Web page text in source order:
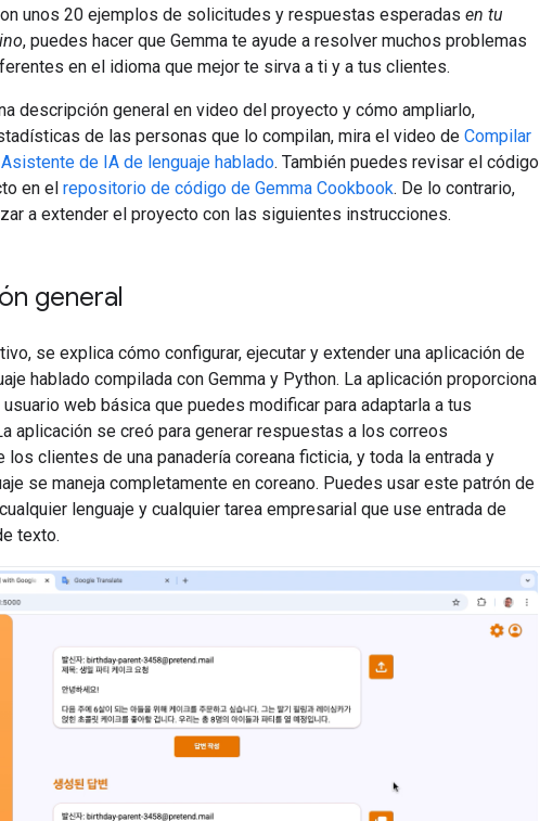
unos 20 ejemplos de solicitudes y respuestas esperadas en tu
, puedes hacer que Gemma te ayude a resolver muchos problemas
en el idioma que mejor te sirva a ti y a tus clientes.
descripción general en video del proyecto y cómo ampliarlo,
de las personas que lo compilan, mira el video de Compilar
de IA de lenguaje hablado. También puedes revisar el código
en el repositorio de código de Gemma Cookbook. De lo contrario,
a extender el proyecto con las siguientes instrucciones.
general
se explica cómo configurar, ejecutar y extender una aplicación de
hablado compilada con Gemma y Python. La aplicación proporciona
web básica que puedes modificar para adaptarla a tus
aplicación se creó para generar respuestas a los correos
los clientes de una panadería coreana ficticia, y toda la entrada y
se maneja completamente en coreano. Puedes usar este patrón de
lenguaje y cualquier tarea empresarial que use entrada de
texto.